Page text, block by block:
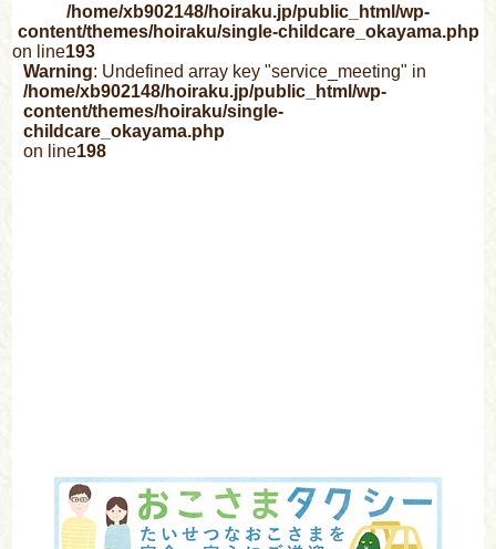
/home/xb902148/hoiraku.jp/public_html/wp-
content/themes/hoiraku/single-childcare_okayama.php
on line193
Warning: Undefined array key "service_meeting" in
/home/xb902148/hoiraku.jp/public_html/wp-
content/themes/hoiraku/single-
childcare_okayama.php
on line198